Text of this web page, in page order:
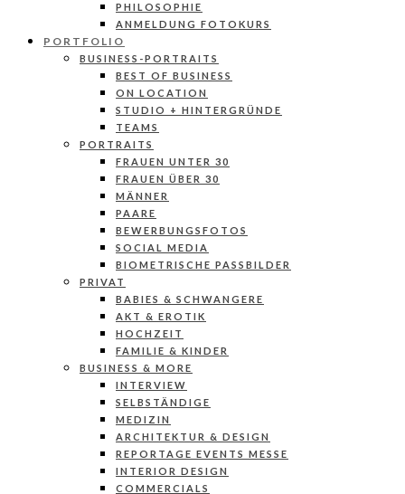
PHILOSOPHIE
ANMELDUNG FOTOKURS
PORTFOLIO
BUSINESS-PORTRAITS
BEST OF BUSINESS
ON LOCATION
STUDIO + HINTERGRÜNDE
TEAMS
PORTRAITS
FRAUEN UNTER 30
FRAUEN ÜBER 30
MÄNNER
PAARE
BEWERBUNGSFOTOS
SOCIAL MEDIA
BIOMETRISCHE PASSBILDER
PRIVAT
BABIES & SCHWANGERE
AKT & EROTIK
HOCHZEIT
FAMILIE & KINDER
BUSINESS & MORE
INTERVIEW
SELBSTÄNDIGE
MEDIZIN
ARCHITEKTUR & DESIGN
REPORTAGE EVENTS MESSE
INTERIOR DESIGN
COMMERCIALS